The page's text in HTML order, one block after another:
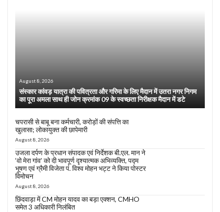
August 8, 2026
संस्कार कांवड़ यात्रा की पवित्रता और गरिमा के लिए मैदान में उतरा नगर निगम
का पूरा अमला साथ ही जोन क्रमांक 09 के स्वच्छता निरीक्षक मैदान में डटे
चपरासी से बाबू बना कर्मचारी, करोड़ों की संपत्ति का
खुलासा; लोकायुक्त की छापेमारी
August 8, 2026
उजला दर्पण के प्रधान संपादक एवं निर्देशक बी.एल. मान ने
‘वो मेरा गांव’ को दी भावपूर्ण दृश्यात्मक अभिव्यक्ति, पद्म
भूषण एवं ग्रैमी विजेता पं. विश्व मोहन भट्ट ने किया पोस्टर
विमोचन
August 8, 2026
छिंदवाड़ा में CM मोहन यादव का बड़ा एक्शन, CMHO
समेत 3 अधिकारी निलंबित